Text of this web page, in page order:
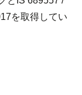
を取得してい